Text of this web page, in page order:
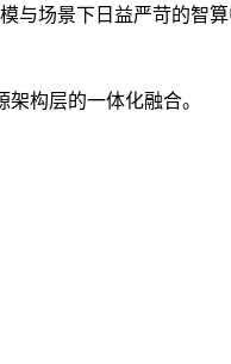
场景下日益严苛的智
构层的一体化融合。